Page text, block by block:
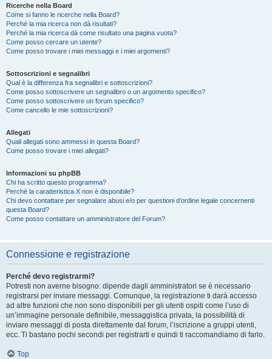
Ricerche nella Board
Come si fanno le ricerche nella Board?
Perché la mia ricerca non dà risultati?
Perché la mia ricerca dà come risultato una pagina vuota?
Come posso cercare un utente?
Come posso trovare i miei messaggi e i miei argomenti?
Sottoscrizioni e segnalibri
Qual è la differenza fra segnalibri e sottoscrizioni?
Come posso sottoscrivere un segnalibro o un argomento specifico?
Come posso sottoscrivere un forum specifico?
Come cancello le mie sottoscrizioni?
Allegati
Quali allegati sono ammessi in questa Board?
Come posso trovare i miei allegati?
Informazioni su phpBB
Chi ha scritto questo programma?
Perché la caratteristica X non è disponibile?
Chi devo contattare per segnalare abusi e/o per questioni d’ordine legale concernenti
questa Board?
Come posso contattare un amministratore del Forum?
Connessione e registrazione
Perché devo registrarmi?
Potresti non averne bisogno: dipende dagli amministratori se è necessario
registrarsi per inviare messaggi. Comunque, la registrazione ti darà accesso
ad altre funzioni che non sono disponibili per gli utenti ospiti come l’uso di
un’immagine personale definibile, messaggistica privata, la possibilità di
inviare messaggi di posta direttamente dal forum, l’iscrizione a gruppi utenti,
ecc. Ti bastano pochi secondi per registrarti e quindi ti raccomandiamo di farlo.
Top